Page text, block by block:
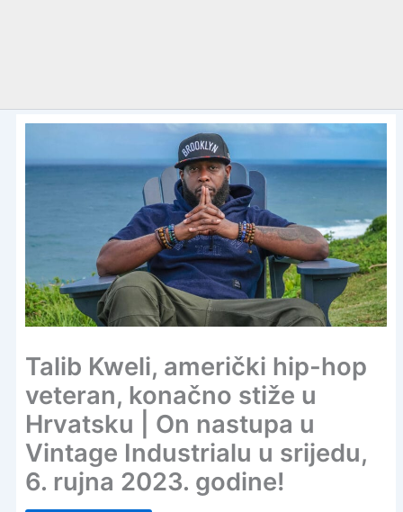
Talib Kweli, američki hip-hop
veteran, konačno stiže u
Hrvatsku | On nastupa u
Vintage Industrialu u srijedu,
6. rujna 2023. godine!